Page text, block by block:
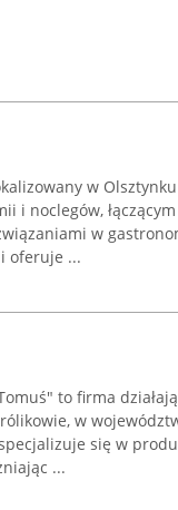
w
i noclegów,
w
oferuje ...
to firma
w
się w
...